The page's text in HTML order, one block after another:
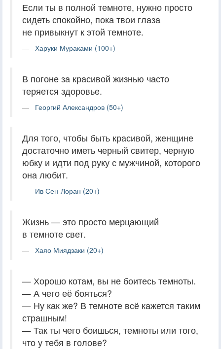
Если ты в полной темноте, нужно просто
сидеть спокойно, пока твои глаза
не привыкнут к этой темноте.
Харуки Мураками (100+)
В погоне за красивой жизнью часто
теряется здоровье.
Георгий Александров (50+)
Для того, чтобы быть красивой, женщине
достаточно иметь черный свитер, черную
юбку и идти под руку с мужчиной, которого
она любит.
Ив Сен-Лоран (20+)
Жизнь — это просто мерцающий
в темноте свет.
Хаяо Миядзаки (20+)
— Хорошо котам, вы не боитесь темноты.
— А чего её бояться?
— Ну как же? В темноте всё кажется таким
страшным!
— Так ты чего боишься, темноты или того,
что у тебя в голове?